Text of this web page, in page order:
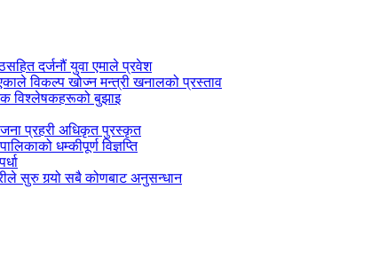
दर्जनौं युवा एमाले प्रवेश
विकल्प खोज्न मन्त्री खनालको प्रस्ताव
विश्लेषकहरूको बुझाइ
जना प्रहरी अधिकृत पुरस्कृत
धम्कीपूर्ण विज्ञप्ति
सुरु गर्‍यो सबै कोणबाट अनुसन्धान